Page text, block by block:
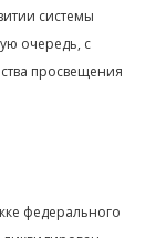
системы
очередь, с
просвещения
федерального